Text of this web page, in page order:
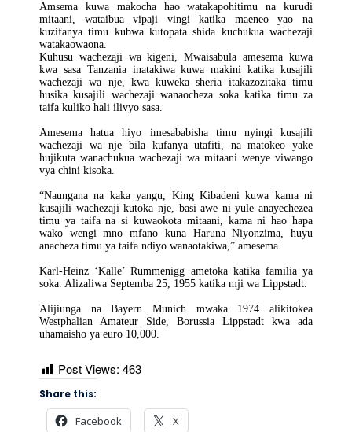
Amsema kuwa makocha hao watakapohitimu na kurudi
mitaani, wataibua vipaji vingi katika maeneo yao na
kuzifanya timu kubwa kutopata shida kuchukua wachezaji
watakaowaona.
Kuhusu wachezaji wa kigeni, Mwaisabula amesema kuwa
kwa sasa Tanzania inatakiwa kuwa makini katika kusajili
wachezaji wa nje, kwa kuweka sheria itakazozitaka timu
husika kusajili wachezaji wanaocheza soka katika timu za
taifa kuliko hali ilivyo sasa.
Amesema hatua hiyo imesababisha timu nyingi kusajili
wachezaji wa nje bila kufanya utafiti, na matokeo yake
hujikuta wanachukua wachezaji wa mitaani wenye viwango
vya chini kisoka.
“Naungana na kaka yangu, King Kibadeni kuwa kama ni
kusajili wachezaji kutoka nje, basi awe ni yule anayechezea
timu ya taifa na si kuwaokota mitaani, kama ni hao hapa
wako wengi mno mfano kuna Haruna Niyonzima, huyu
anacheza timu ya taifa ndiyo wanaotakiwa,” amesema.
Karl-Heinz ‘Kalle’ Rummenigg ametoka katika familia ya
soka. Alizaliwa Septemba 25, 1955 katika mji wa Lippstadt.
Alijiunga na Bayern Munich mwaka 1974 alikitokea
Westphalian Amateur Side, Borussia Lippstadt kwa ada
uhamaisho ya euro 10,000.
Post Views: 463
Share this:
Facebook X